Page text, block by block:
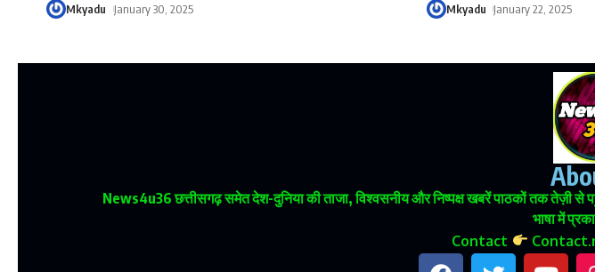
Mkyadu January 30, 2025 Mkyadu January 22, 2025
News4u36छत्तीसगढ़ समेत देश-दुनिया की ताजा, विश्वसनीय और निष्पक्ष खबरें पाठकों तक तेज़ी से
भाषा में
Contact